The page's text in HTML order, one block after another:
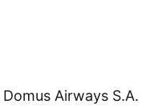
Airways S.A.